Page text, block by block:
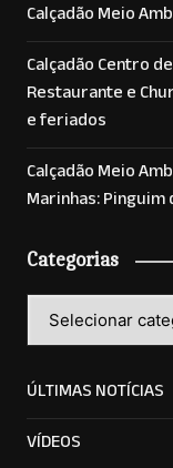
Calçadão Meio
Calçadão Centro
Restaurante e
e feriados
Calçadão Meio
Marinhas: Pinguim
Categorias
Categorias
ÚLTIMAS NOTÍCIAS
VÍDEOS